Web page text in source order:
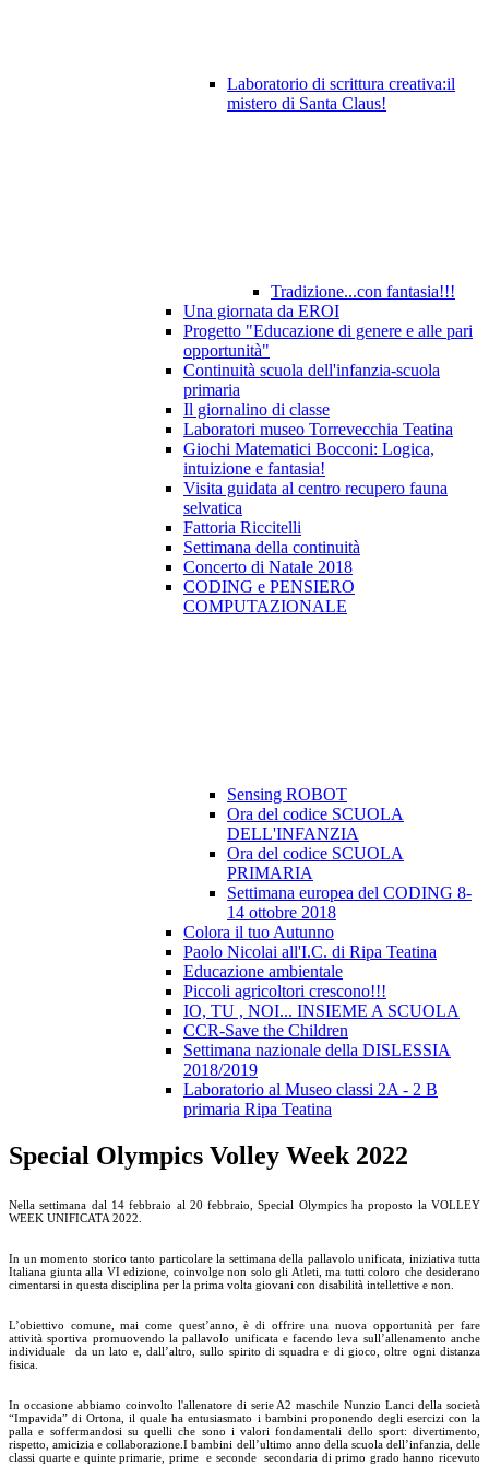
Laboratorio di scrittura creativa:il
mistero di Santa Claus!
Tradizione...con fantasia!!!
Una giornata da EROI
Progetto "Educazione di genere e alle pari
opportunità"
Continuità scuola dell'infanzia-scuola
primaria
Il giornalino di classe
Laboratori museo Torrevecchia Teatina
Giochi Matematici Bocconi: Logica,
intuizione e fantasia!
Visita guidata al centro recupero fauna
selvatica
Fattoria Riccitelli
Settimana della continuità
Concerto di Natale 2018
CODING e PENSIERO
COMPUTAZIONALE
Sensing ROBOT
Ora del codice SCUOLA
DELL'INFANZIA
Ora del codice SCUOLA
PRIMARIA
Settimana europea del CODING 8-
14 ottobre 2018
Colora il tuo Autunno
Paolo Nicolai all'I.C. di Ripa Teatina
Educazione ambientale
Piccoli agricoltori crescono!!!
IO, TU , NOI... INSIEME A SCUOLA
CCR-Save the Children
Settimana nazionale della DISLESSIA
2018/2019
Laboratorio al Museo classi 2A - 2 B
primaria Ripa Teatina
Special Olympics Volley Week 2022
Nella settimana dal 14 febbraio al 20 febbraio, Special Olympics ha proposto la VOLLEY
WEEK UNIFICATA 2022.
In un momento storico tanto particolare la settimana della pallavolo unificata, iniziativa tutta
Italiana giunta alla VI edizione, coinvolge non solo gli Atleti, ma tutti coloro che desiderano
cimentarsi in questa disciplina per la prima volta giovani con disabilità intellettive e non.
L’obiettivo comune, mai come quest’anno, è di offrire una nuova opportunità per fare
attività sportiva promuovendo la pallavolo unificata e facendo leva sull’allenamento anche
individuale da un lato e, dall’altro, sullo spirito di squadra e di gioco, oltre ogni distanza
fisica.
In occasione abbiamo coinvolto l'allenatore di serie A2 maschile Nunzio Lanci della società
“Impavida” di Ortona, il quale ha entusiasmato i bambini proponendo degli esercizi con la
palla e soffermandosi su quelli che sono i valori fondamentali dello sport: divertimento,
rispetto, amicizia e collaborazione.I bambini dell’ultimo anno della scuola dell’infanzia, delle
classi quarte e quinte primarie, prime e seconde secondaria di primo grado hanno ricevuto